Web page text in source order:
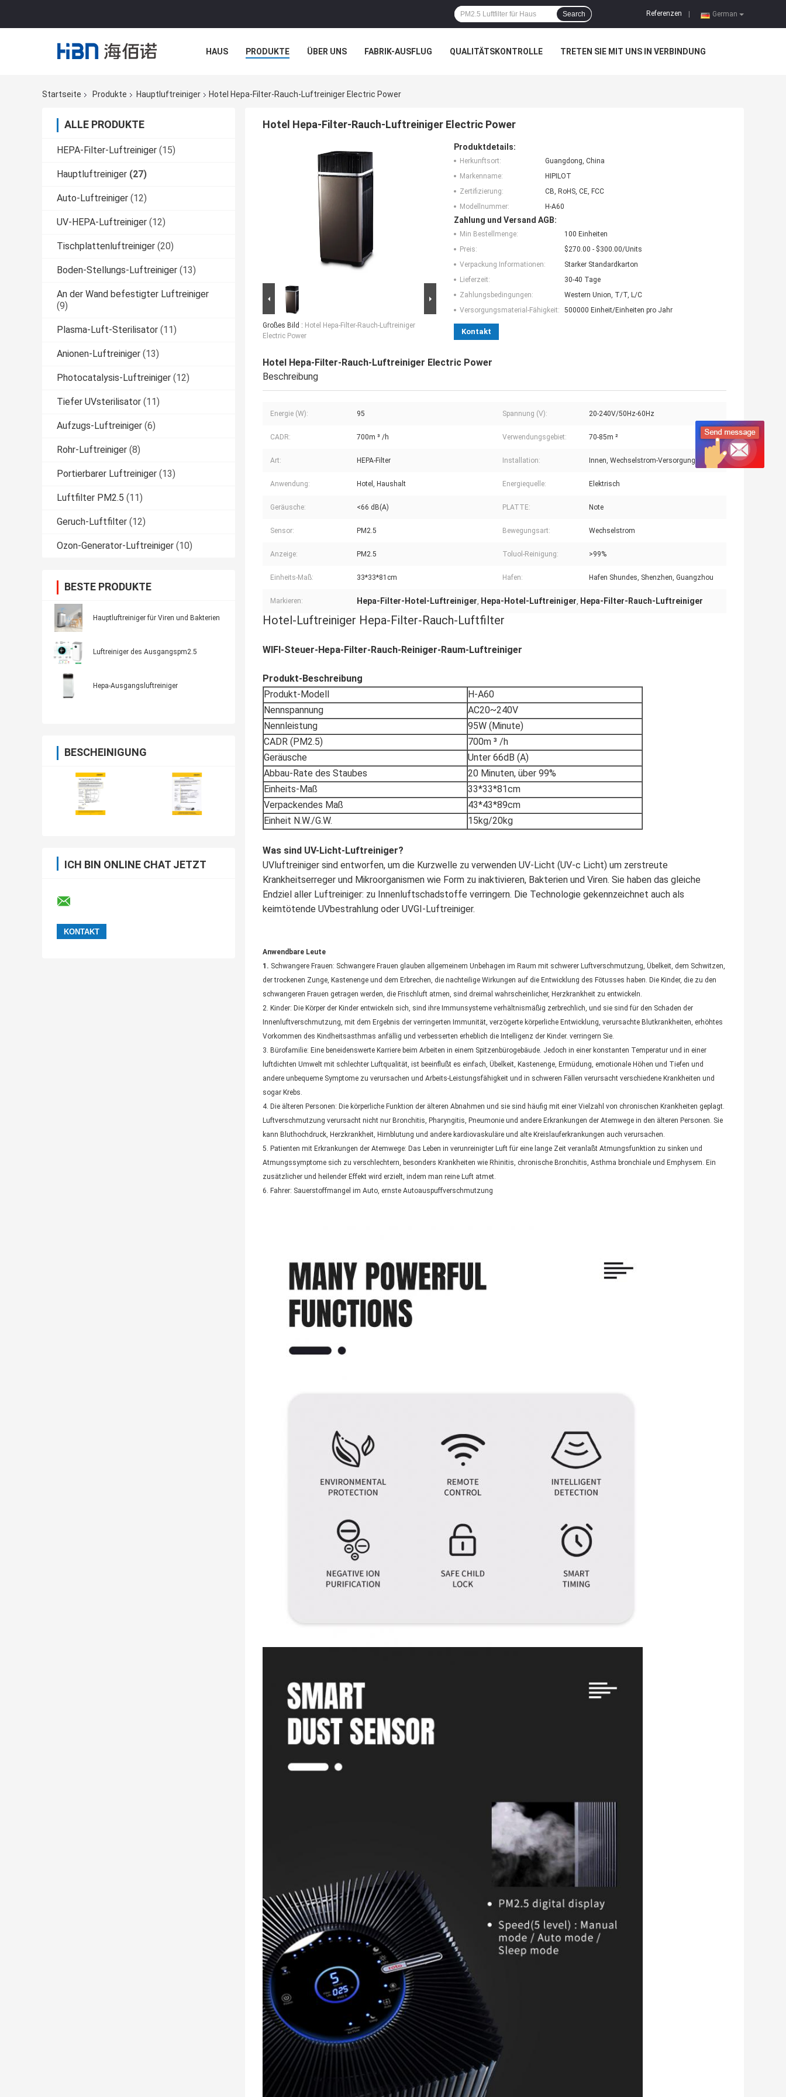
German
Referenzen
Search
HAUS PRODUKTE ÜBER UNS FABRIK-AUSFLUG QUALITÄTSKONTROLLE TRETEN SIE MIT UNS IN VERBINDUNG
Startseite
Produkte Hauptluftreiniger Hotel Hepa-Filter-Rauch-Luftreiniger Electric Power
ALLE PRODUKTE
HEPA-Filter-Luftreiniger (15)
Hauptluftreiniger (27)
Auto-Luftreiniger (12)
UV-HEPA-Luftreiniger (12)
Tischplattenluftreiniger (20)
Boden-Stellungs-Luftreiniger (13)
An der Wand befestigter Luftreiniger
(9)
Plasma-Luft-Sterilisator (11)
Anionen-Luftreiniger (13)
Photocatalysis-Luftreiniger (12)
Tiefer UVsterilisator (11)
Aufzugs-Luftreiniger (6)
Rohr-Luftreiniger (8)
Portierbarer Luftreiniger (13)
Luftfilter PM2.5 (11)
Geruch-Luftfilter (12)
Ozon-Generator-Luftreiniger (10)
BESTE PRODUKTE
Hauptluftreiniger für Viren und Bakterien
Luftreiniger des Ausgangspm2.5
Hepa-Ausgangsluftreiniger
BESCHEINIGUNG
ICH BIN ONLINE CHAT JETZT
Hotel Hepa-Filter-Rauch-Luftreiniger Electric Power
Großes Bild : Hotel Hepa-Filter-Rauch-Luftreiniger
Electric Power
Produktdetails:
Herkunftsort:
Guangdong, China
Markenname:
HIPILOT
Zertifizierung:
CB, RoHS, CE, FCC
Modellnummer:
H-A60
Zahlung und Versand AGB:
Min Bestellmenge:
100 Einheiten
Preis:
$270.00 - $300.00/Units
Verpackung Informationen:
Starker Standardkarton
Lieferzeit:
30-40 Tage
Zahlungsbedingungen:
Western Union, T/T, L/C
Versorgungsmaterial-Fähigkeit:
500000 Einheit/Einheiten pro Jahr
Kontakt
Hotel Hepa-Filter-Rauch-Luftreiniger Electric Power
Beschreibung
Energie (W): 95 Spannung (V): 20-240V/50Hz-60Hz
CADR: 700m ³ /h Verwendungsgebiet: 70-85m ²
Art: HEPA-Filter Installation: Innen, Wechselstrom-Versorgung
Anwendung: Hotel, Haushalt Energiequelle: Elektrisch
Geräusche: <66 dB(A) PLATTE: Note
Sensor: PM2.5 Bewegungsart: Wechselstrom
Anzeige: PM2.5 Toluol-Reinigung: >99%
Einheits-Maß: 33*33*81cm Hafen: Hafen Shundes, Shenzhen, Guangzhou
Markieren: Hepa-Filter-Hotel-Luftreiniger, Hepa-Hotel-Luftreiniger, Hepa-Filter-Rauch-Luftreiniger
Hotel-Luftreiniger Hepa-Filter-Rauch-Luftfilter
WIFI-Steuer-Hepa-Filter-Rauch-Reiniger-Raum-Luftreiniger
Produkt-Beschreibung
Produkt-Modell
H-A60
Nennspannung
AC20~240V
Nennleistung
95W (Minute)
CADR (PM2.5)
700m ³ /h
Geräusche
Unter 66dB (A)
Abbau-Rate des Staubes
20 Minuten, über 99%
Einheits-Maß
33*33*81cm
Verpackendes Maß
43*43*89cm
Einheit N.W./G.W.
15kg/20kg
Was sind UV-Licht-Luftreiniger?
UVluftreiniger sind entworfen, um die Kurzwelle zu verwenden UV-Licht (UV-c Licht) um zerstreute
Krankheitserreger und Mikroorganismen wie Form zu inaktivieren, Bakterien und Viren. Sie haben das gleiche
Endziel aller Luftreiniger: zu Innenluftschadstoffe verringern. Die Technologie gekennzeichnet auch als
keimtötende UVbestrahlung oder UVGI-Luftreiniger.
Anwendbare Leute
1. Schwangere Frauen: Schwangere Frauen glauben allgemeinem Unbehagen im Raum mit schwerer Luftverschmutzung, Übelkeit, dem Schwitzen,
der trockenen Zunge, Kastenenge und dem Erbrechen, die nachteilige Wirkungen auf die Entwicklung des Fötusses haben. Die Kinder, die zu den
schwangeren Frauen getragen werden, die Frischluft atmen, sind dreimal wahrscheinlicher, Herzkrankheit zu entwickeln.
2. Kinder: Die Körper der Kinder entwickeln sich, sind ihre Immunsysteme verhältnismäßig zerbrechlich, und sie sind für den Schaden der
Innenluftverschmutzung, mit dem Ergebnis der verringerten Immunität, verzögerte körperliche Entwicklung, verursachte Blutkrankheiten, erhöhtes
Vorkommen des Kindheitsasthmas anfällig und verbesserten erheblich die Intelligenz der Kinder. verringern Sie.
3. Bürofamilie: Eine beneidenswerte Karriere beim Arbeiten in einem Spitzenbürogebäude. Jedoch in einer konstanten Temperatur und in einer
luftdichten Umwelt mit schlechter Luftqualität, ist beeinflußt es einfach, Übelkeit, Kastenenge, Ermüdung, emotionale Höhen und Tiefen und
andere unbequeme Symptome zu verursachen und Arbeits-Leistungsfähigkeit und in schweren Fällen verursacht verschiedene Krankheiten und
sogar Krebs.
4. Die älteren Personen: Die körperliche Funktion der älteren Abnahmen und sie sind häufig mit einer Vielzahl von chronischen Krankheiten geplagt.
Luftverschmutzung verursacht nicht nur Bronchitis, Pharyngitis, Pneumonie und andere Erkrankungen der Atemwege in den älteren Personen. Sie
kann Bluthochdruck, Herzkrankheit, Hirnblutung und andere kardiovaskuläre und alte Kreislauferkrankungen auch verursachen.
5. Patienten mit Erkrankungen der Atemwege: Das Leben in verunreinigter Luft für eine lange Zeit veranlaßt Atmungsfunktion zu sinken und
Atmungssymptome sich zu verschlechtern, besonders Krankheiten wie Rhinitis, chronische Bronchitis, Asthma bronchiale und Emphysem. Ein
zusätzlicher und heilender Effekt wird erzielt, indem man reine Luft atmet.
6. Fahrer: Sauerstoffmangel im Auto, ernste Autoauspuffverschmutzung